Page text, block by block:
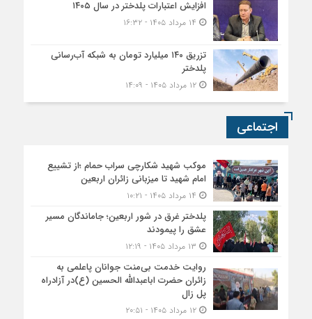
افزایش اعتبارات پلدختر در سال ۱۴۰۵
تزریق ۱۴۰ میلیارد تومان به شبکه آب‌رسانی
پلدختر
۱۲ مرداد ۱۴۰۵ - ۱۴:۰۹
اجتماعی
موکب شهید شکارچی سراب حمام ؛از تشییع
امام شهید تا میزبانی زائران اربعین
پلدختر غرق در شور اربعین؛ جاماندگان مسیر
عشق را پیمودند
روایت خدمت بی‌منت جوانان پاعلمی به
زائران حضرت اباعبدالله الحسین (ع)در آزادراه
پل زال
۱۲ مرداد ۱۴۰۵ - ۲۰:۵۱